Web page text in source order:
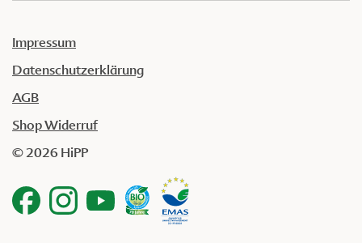
Impressum
Datenschutzerklärung
AGB
Shop Widerruf
© 2026 HiPP